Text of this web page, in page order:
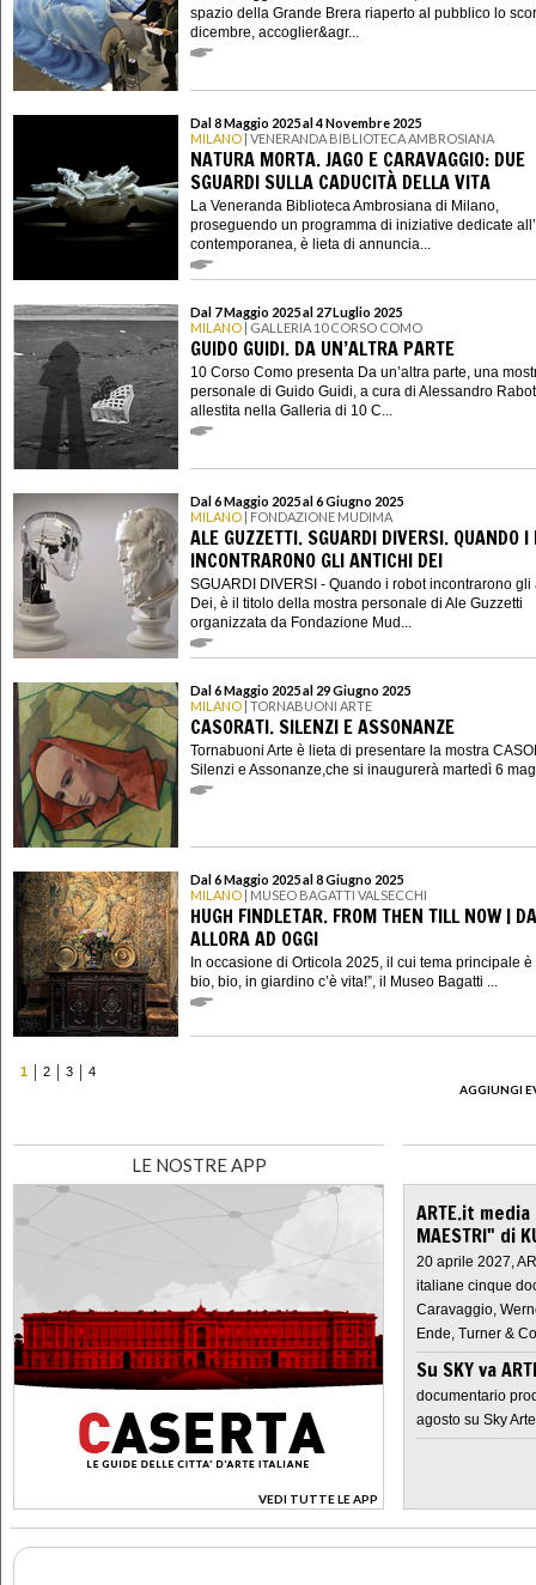
spazio della Grande Brera riaperto al pubblico lo
dicembre, accoglier&agr...
Dal 8 Maggio 2025 al 4 Novembre 2025
MILANO | VENERANDA BIBLIOTECA AMBROSIANA
NATURA MORTA. JAGO E CARAVAGGIO: DUE
SGUARDI SULLA CADUCITÀ DELLA VITA
La Veneranda Biblioteca Ambrosiana di Milano,
proseguendo un programma di iniziative dedicate
contemporanea, è lieta di annuncia...
Dal 7 Maggio 2025 al 27 Luglio 2025
MILANO | GALLERIA 10 CORSO COMO
GUIDO GUIDI. DA UN’ALTRA PARTE
10 Corso Como presenta Da un’altra parte, una
personale di Guido Guidi, a cura di Alessandro
allestita nella Galleria di 10 C...
Dal 6 Maggio 2025 al 6 Giugno 2025
MILANO | FONDAZIONE MUDIMA
ALE GUZZETTI. SGUARDI DIVERSI. QUANDO I
INCONTRARONO GLI ANTICHI DEI
SGUARDI DIVERSI - Quando i robot incontrarono gli
Dei, è il titolo della mostra personale di Ale Guzzetti
organizzata da Fondazione Mud...
Dal 6 Maggio 2025 al 29 Giugno 2025
MILANO | TORNABUONI ARTE
CASORATI. SILENZI E ASSONANZE
Tornabuoni Arte è lieta di presentare la mostra
Silenzi e Assonanze,che si inaugurerà martedì 6
Dal 6 Maggio 2025 al 8 Giugno 2025
MILANO | MUSEO BAGATTI VALSECCHI
HUGH FINDLETAR. FROM THEN TILL NOW | DA
ALLORA AD OGGI
In occasione di Orticola 2025, il cui tema principale è
bio, bio, in giardino c’è vita!”, il Museo Bagatti ...
1 2 3
4
AGGIUNGI
LE NOSTRE APP
VEDI TUTTE LE APP
>
ARTE.it
MAESTRI" di
20 aprile 2027,
italiane cinque
Caravaggio,
Ende, Turner &
Su SKY va
documentario
agosto su Sky Arte